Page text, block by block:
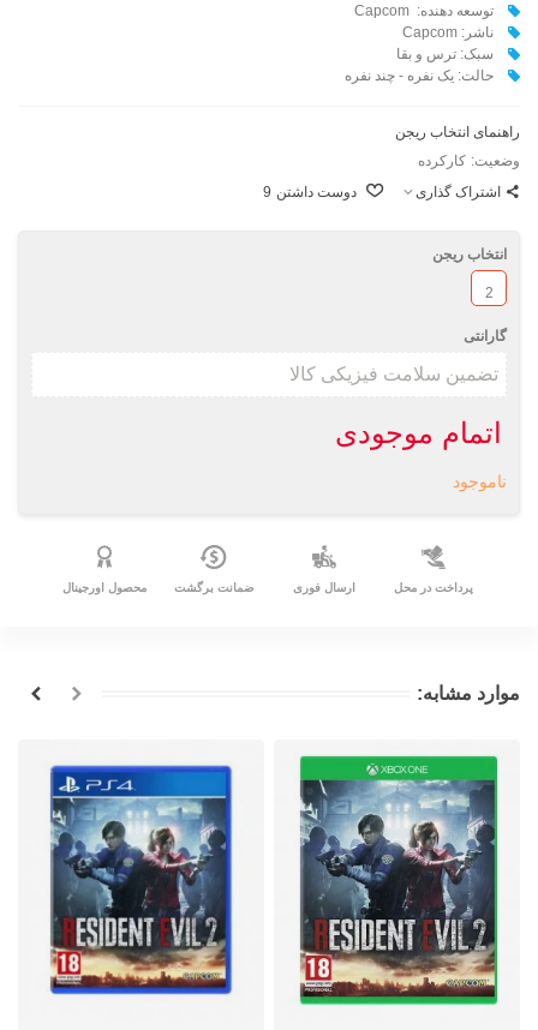
توسعه دهنده: Capcom
ناشر: Capcom
سبک: ترس و بقا
حالت: یک نفره - چند نفره
راهنمای انتخاب ریجن
وضعیت: کارکرده
اشتراک گذاری
دوست داشتن 9
انتخاب ریجن
2
گارانتی
اتمام موجودی
ناموجود
پرداخت در محل ارسال فوری ضمانت برگشت محصول اورجینال
موارد مشابه: